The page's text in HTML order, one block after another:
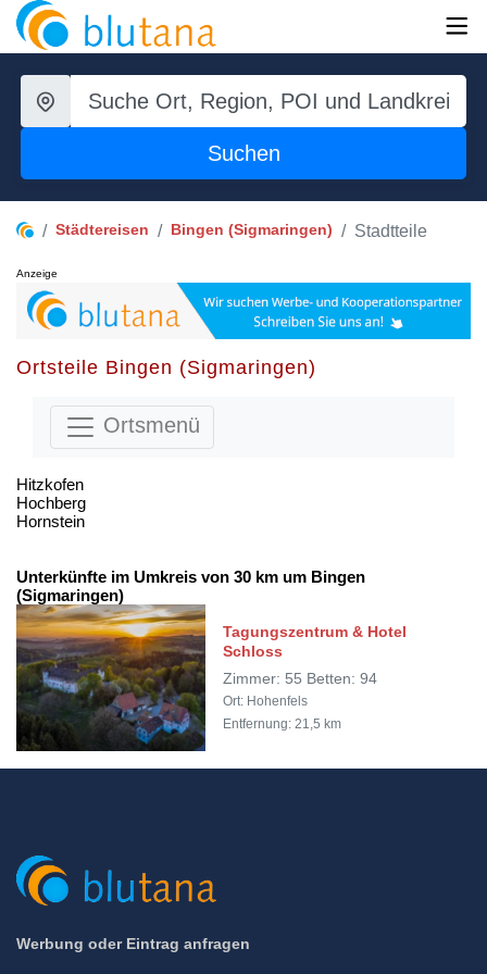
Suchen
Städtereisen Bingen (Sigmaringen) Stadtteile
Anzeige
Ortsteile Bingen (Sigmaringen)
Ortsmenü
Hitzkofen
Hochberg
Hornstein
Unterkünfte im Umkreis von 30 km um Bingen
(Sigmaringen)
Tagungszentrum & Hotel
Schloss
Zimmer: 55 Betten: 94
Ort: Hohenfels
Entfernung: 21,5 km
Werbung oder Eintrag anfragen